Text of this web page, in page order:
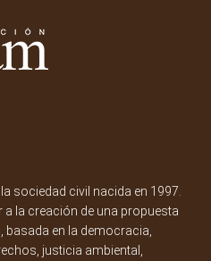
sociedad civil nacida en 1997.
la creación de una propuesta
en la democracia,
justicia ambiental,